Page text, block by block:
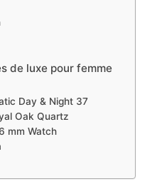
de luxe pour femme
Day & Night 37
Oak Quartz
mm Watch